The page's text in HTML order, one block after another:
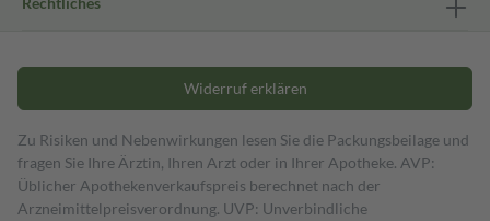
Widerruf erklären
Zu Risiken und Nebenwirkungen lesen Sie die Packungsbeilage und
fragen Sie Ihre Ärztin, Ihren Arzt oder in Ihrer Apotheke. AVP:
Üblicher Apothekenverkaufspreis berechnet nach der
Arzneimittelpreisverordnung. UVP: Unverbindliche